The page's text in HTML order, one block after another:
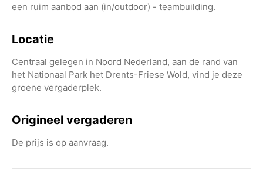
een ruim aanbod aan (in/outdoor) - teambuilding.
Locatie
Centraal gelegen in Noord Nederland, aan de rand van
het Nationaal Park het Drents-Friese Wold, vind je deze
groene vergaderplek.
Origineel vergaderen
De prijs is op aanvraag.